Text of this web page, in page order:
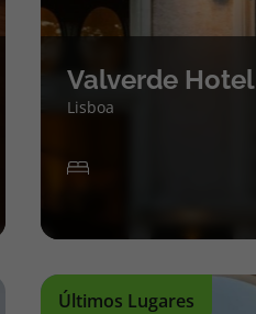
Valverde Hotel
Lisboa
Últimos Lugares